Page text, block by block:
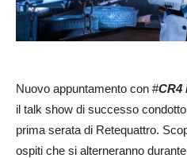
Nuovo appuntamento con #CR4
il talk show di successo
prima serata di Retequattro.
ospiti che si alterneranno